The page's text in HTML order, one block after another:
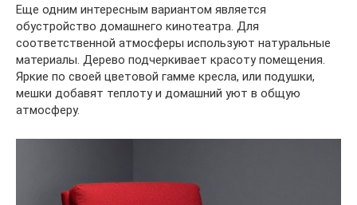
Еще одним интересным вариантом является
обустройство домашнего кинотеатра. Для
соответственной атмосферы используют натуральные
материалы. Дерево подчеркивает красоту помещения.
Яркие по своей цветовой гамме кресла, или подушки,
мешки добавят теплоту и домашний уют в общую
атмосферу.